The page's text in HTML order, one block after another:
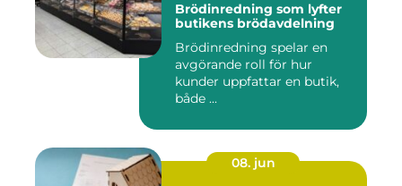
Brödinredning som lyfter
butikens brödavdelning
Brödinredning spelar en
avgörande roll för hur
kunder uppfattar en butik,
både ...
08. jun